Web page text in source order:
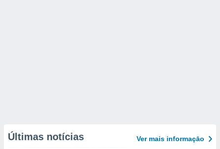
Últimas notícias Ver mais informaçāo